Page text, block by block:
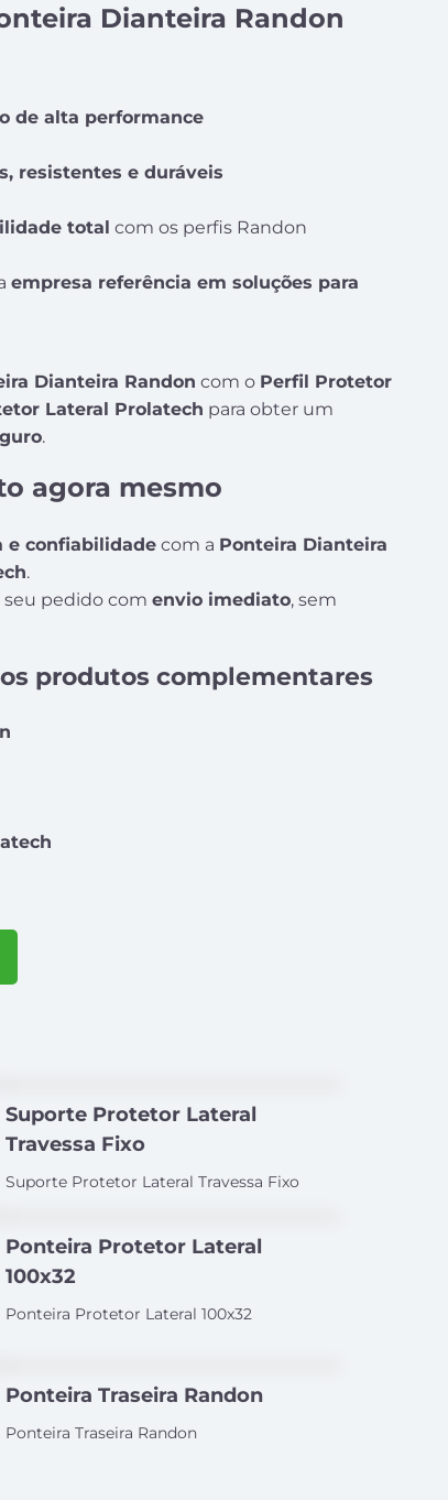
Dianteira Randon
de alta performance
resistentes e duráveis
total com os perfis Randon
empresa referência em soluções para
Dianteira Randon com o Perfil Protetor
Lateral Prolatech para obter um
.
agora mesmo
e confiabilidade com a Ponteira Dianteira
.
seu pedido com envio imediato, sem
produtos complementares
Suporte Protetor Lateral
Travessa Fixo
Suporte Protetor Lateral Travessa Fixo
Ponteira Protetor Lateral
100x32
Ponteira Protetor Lateral 100x32
Ponteira Traseira Randon
Ponteira Traseira Randon